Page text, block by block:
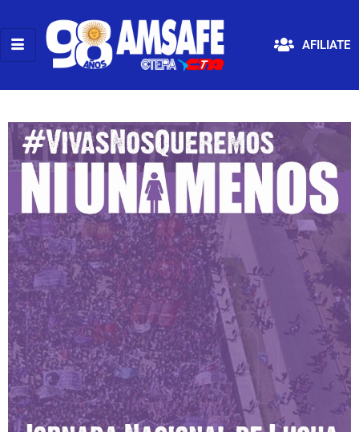
AFILIATE